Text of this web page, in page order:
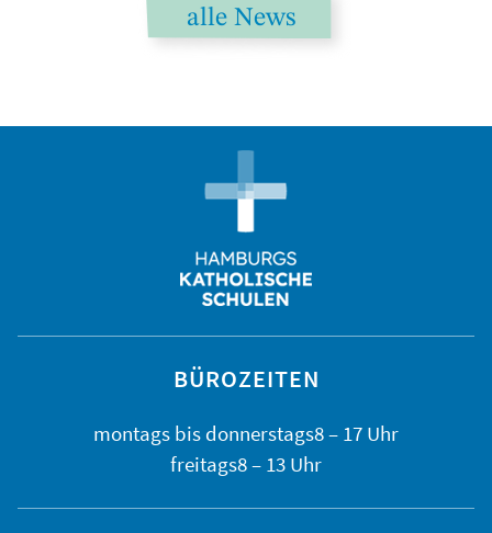
alle News
BÜROZEITEN
montags bis donnerstags8 – 17 Uhr
freitags8 – 13 Uhr